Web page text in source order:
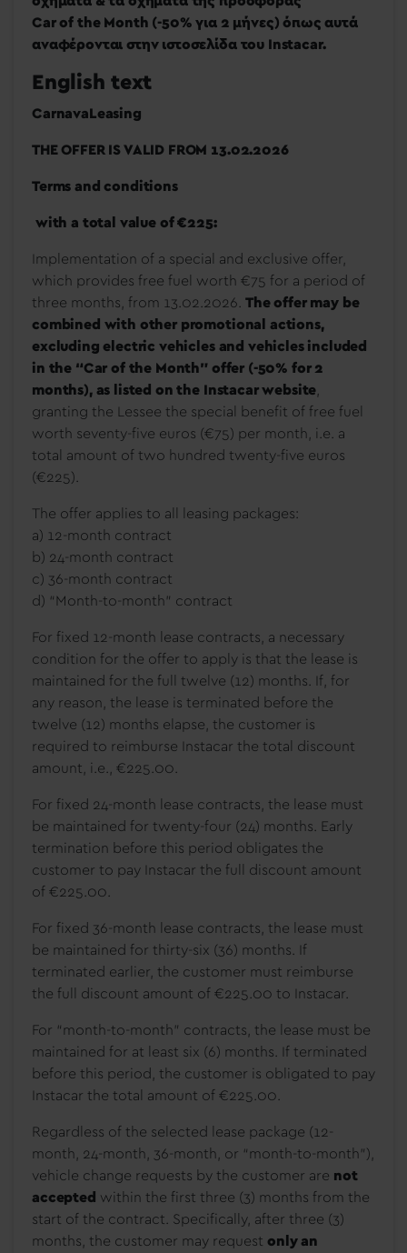
Car of the Month (-50% για 2 μήνες) όπως αυτά
αναφέρονται στην ιστοσελίδα του Instacar.
English text
CarnavaLeasing
THE OFFER IS VALID FROM 13.02.2026
Terms and conditions
with a total value of €225:
Implementation of a special and exclusive offer,
which provides free fuel worth €75 for a period of
three months, from 13.02.2026. The offer may be
combined with other promotional actions,
excluding electric vehicles and vehicles included
in the “Car of the Month” offer (-50% for 2
months), as listed on the Instacar website,
granting the Lessee the special benefit of free fuel
worth seventy-five euros (€75) per month, i.e. a
total amount of two hundred twenty-five euros
(€225).
The offer applies to all leasing packages:
a) 12-month contract
b) 24-month contract
c) 36-month contract
d) “Month-to-month” contract
For fixed 12-month lease contracts, a necessary
condition for the offer to apply is that the lease is
maintained for the full twelve (12) months. If, for
any reason, the lease is terminated before the
twelve (12) months elapse, the customer is
required to reimburse Instacar the total discount
amount, i.e., €225.00.
For fixed 24-month lease contracts, the lease must
be maintained for twenty-four (24) months. Early
termination before this period obligates the
customer to pay Instacar the full discount amount
of €225.00.
For fixed 36-month lease contracts, the lease must
be maintained for thirty-six (36) months. If
terminated earlier, the customer must reimburse
the full discount amount of €225.00 to Instacar.
For “month-to-month” contracts, the lease must be
maintained for at least six (6) months. If terminated
before this period, the customer is obligated to pay
Instacar the total amount of €225.00.
Regardless of the selected lease package (12-
month, 24-month, 36-month, or “month-to-month”),
vehicle change requests by the customer are not
accepted within the first three (3) months from the
start of the contract. Specifically, after three (3)
months, the customer may request only an